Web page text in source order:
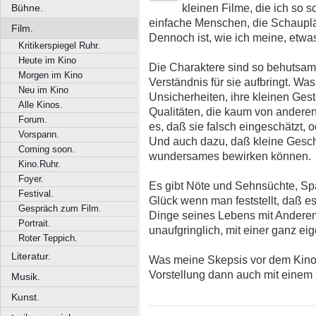
Bühne.
Film.
Kritikerspiegel Ruhr.
Heute im Kino
Morgen im Kino
Neu im Kino
Alle Kinos.
Forum.
Vorspann.
Coming soon.
Kino.Ruhr.
Foyer.
Festival.
Gespräch zum Film.
Portrait.
Roter Teppich.
Literatur.
Musik.
Kunst.
kleinen Filme, die ich so
einfache Menschen, die
Dennoch ist, wie ich meine,
Die Charaktere sind so
Verständnis für sie aufbringt.
Unsicherheiten, ihre kleinen
Qualitäten, die kaum von
es, daß sie falsch eingeschätzt,
Und auch dazu, daß kleine
wundersames bewirken können.
Es gibt Nöte und Sehnsüchte,
Glück wenn man feststellt, daß
Dinge seines Lebens mit
unaufgringlich, mit einer ganz
Was meine Skepsis vor dem
Vorstellung dann auch mit